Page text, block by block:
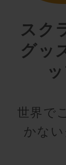
スク
グッ
世界で
かな